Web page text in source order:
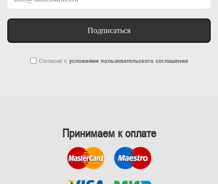
Подписаться
Согласие с условиями пользовательского соглашения
Принимаем к оплате